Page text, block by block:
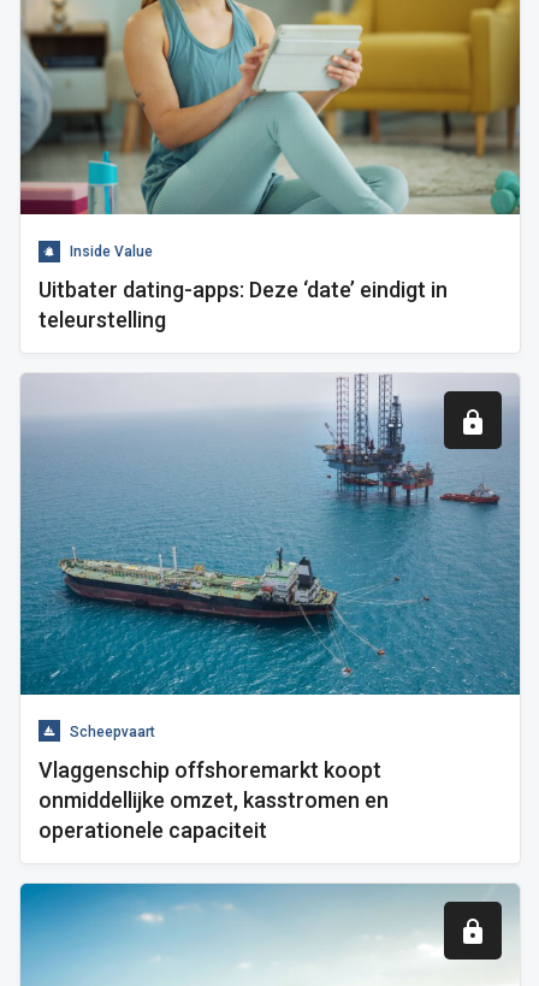
Inside Value
Uitbater dating-apps: Deze ‘date’ eindigt in
teleurstelling
Scheepvaart
Vlaggenschip offshoremarkt koopt
onmiddellijke omzet, kasstromen en
operationele capaciteit